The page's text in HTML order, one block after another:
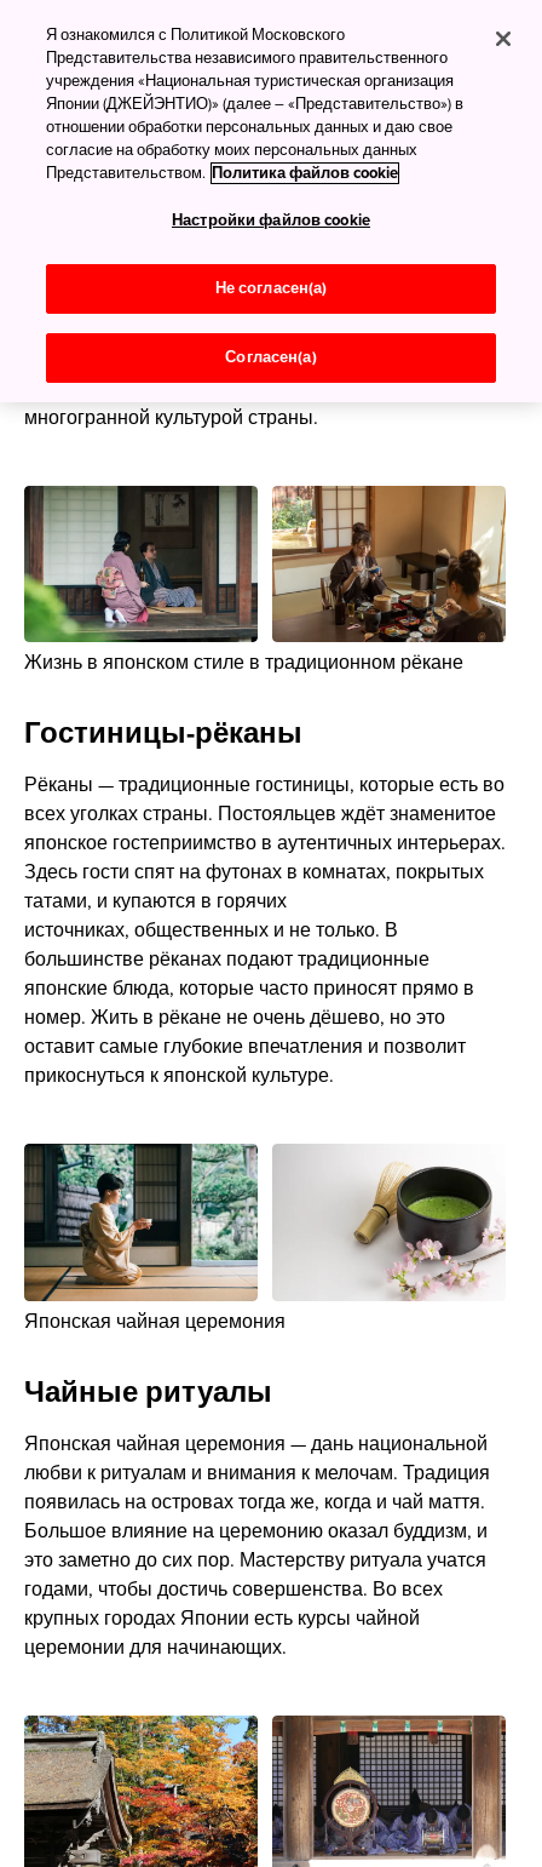
Погружение в
культуру Японии
Знакомство с культурным
наследием
Даже те гости Японии, кто не очень хорошо говорит
оценить практически всё богатство японской
культуры. Попробуйте создать цветочную
композицию, примерить кимоно или принять участие
в древней церемонии — так вы и научитесь чему-то
новому, и ближе познакомитесь с
многогранной культурой страны.
Жизнь в японском стиле в традиционном рёкане
Гостиницы-рёканы
Рёканы — традиционные гостиницы, которые есть во
всех уголках страны. Постояльцев ждёт знаменитое
японское гостеприимство в аутентичных интерьерах.
Здесь гости спят на футонах в комнатах, покрытых
татами, и купаются в горячих
источниках, общественных и не только. В
большинстве рёканах подают традиционные
японские блюда, которые часто приносят прямо в
номер. Жить в рёкане не очень дёшево, но это
оставит самые глубокие впечатления и позволит
прикоснуться к японской культуре.
Японская чайная церемония
Чайные ритуалы
Японская чайная церемония — дань национальной
любви к ритуалам и внимания к мелочам. Традиция
появилась на островах тогда же, когда и чай маття.
Большое влияние на церемонию оказал буддизм, и
это заметно до сих пор. Мастерству ритуала учатся
годами, чтобы достичь совершенства. Во всех
крупных городах Японии есть курсы чайной
церемонии для начинающих.
Я ознакомился с Политикой Московского
Представительства независимого правительственного
учреждения «Национальная туристическая организация
Японии (ДЖЕЙЭНТИО)» (далее – «Представительство») в
отношении обработки персональных данных и даю свое
согласие на обработку моих персональных данных
Представительством. Политика файлов cookie
Настройки файлов cookie
Не согласен(а)
Согласен(а)